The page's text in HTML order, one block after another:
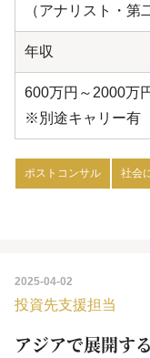
（アナリスト・第
年収
600万円～2000万
※別途キャリー有
ポストコンサル 社会
2025-04-02
投資先支援担当
アジアで展開す